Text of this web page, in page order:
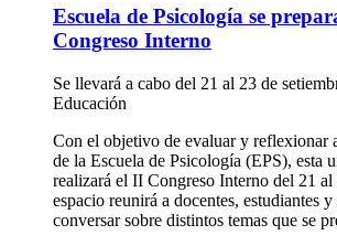
Escuela de Psicología se
Congreso Interno
Se llevará a cabo del 21 al 23 de
Educación
Con el objetivo de evaluar y reflexionar
de la Escuela de Psicología (EPS), esta
realizará el II Congreso Interno del 21 al
espacio reunirá a docentes, estudiantes y
conversar sobre distintos temas que se